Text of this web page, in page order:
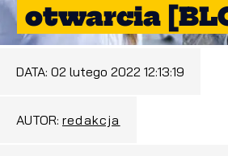
otwarcia
DATA: 02 lutego 2022 12:13:19
AUTOR: redakcja